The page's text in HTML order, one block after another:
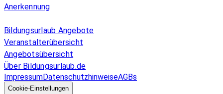
Anerkennung
Bildungsurlaub Angebote
Veranstalterübersicht
Angebotsübersicht
Über Bildungsurlaub.de
ImpressumDatenschutzhinweiseAGBs
Cookie-Einstellungen